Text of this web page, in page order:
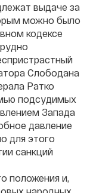
выдаче за
можно было
кодексе
Слободана
Ратко
подсудимых
Запада
давление
для этого
санкций
положения и,